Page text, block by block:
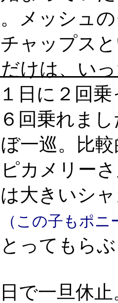
メッシュ
ャップス
けは、い
日に２回乗
回乗れま
一巡。比
カメリー
大きいシ
（この子もポニ
ってもら
で一旦休止